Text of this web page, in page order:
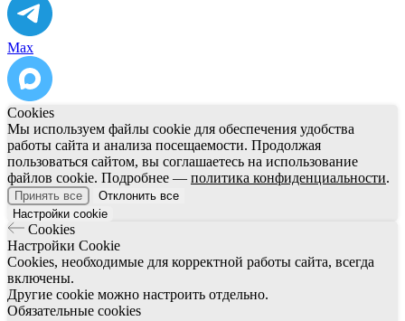
Max
Cookies
Мы используем файлы cookie для обеспечения удобства
работы сайта и анализа посещаемости. Продолжая
пользоваться сайтом, вы соглашаетесь на использование
файлов cookie. Подробнее — политика конфиденциальности.
Принять все
Отклонить все
Настройки cookie
Cookies
Настройки Cookie
Cookies, необходимые для корректной работы сайта, всегда
включены.
Другие cookie можно настроить отдельно.
Обязательные cookies